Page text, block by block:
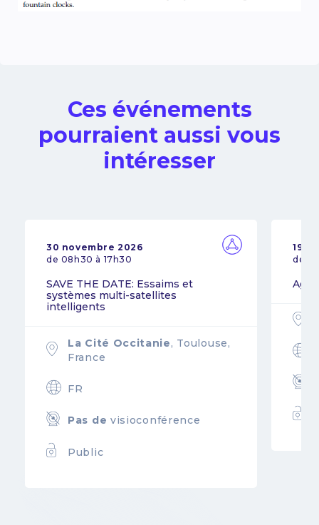
Ces événements
pourraient aussi vous
intéresser
30 novembre 2026
de 08h30 à 17h30
SAVE THE DATE: Essaims et
systèmes multi-satellites
intelligents
La Cité Occitanie, Toulouse,
France
FR
Pas de visioconférence
Public
19
de